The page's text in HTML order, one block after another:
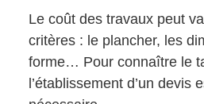
Le coût des travaux peut
critères : le plancher, les
forme… Pour connaître le
l’établissement d’un devis